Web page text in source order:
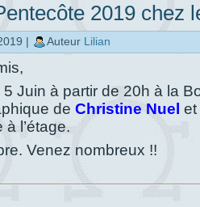
2019 chez
| Auteur Lilian
5 Juin à partir de 20h à la
de Christine Nuel et
à l’étage.
Venez nombreux !!